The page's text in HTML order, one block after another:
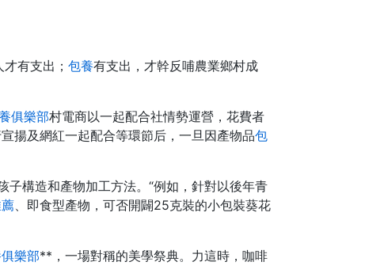
有支出； 包養有支出，才幹反哺農業鄉村成
俱樂部村電商以一起配合社情勢運營，花費者
揚及網紅一起配合等環節后，一旦因產物品包
子構造和產物加工方法。“例如，針對以後年青
、即食型產物，可否開闢25克裝的小包裝葵花
樂部**，一場對稱的美學祭典。力這時，咖啡